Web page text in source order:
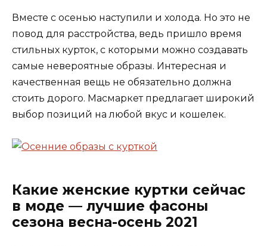
Вместе с осенью наступили и холода. Но это не
повод для расстройства, ведь пришло время
стильных курток, с которыми можно создавать
самые невероятные образы. Интересная и
качественная вещь не обязательно должна
стоить дорого. Масмаркет предлагает широкий
выбор позиций на любой вкус и кошелек.
Какие женские куртки сейчас
в моде — лучшие фасоны
сезона весна-осень 2021